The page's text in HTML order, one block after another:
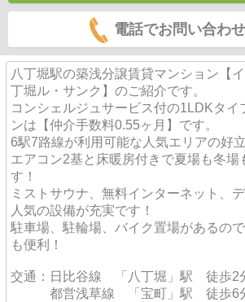
電話でお問い合わ
八丁堀駅の築浅分譲賃貸マンション【
丁堀ル・サンク】のご紹介です。
コンシェルジュサービス付の1LDKタイ
ンは【仲介手数料0.55ヶ月】です。
6駅7路線が利用可能な人気エリアの好立
エアコン2基と床暖房付きで夏場も冬場
す！
ミストサウナ、無料インターネット、
人気の設備が充実です！
駐車場、駐輪場、バイク置場があるの
も便利！
交通：日比谷線 「八丁堀」駅 徒歩2
都営浅草線 「宝町」駅 徒歩6